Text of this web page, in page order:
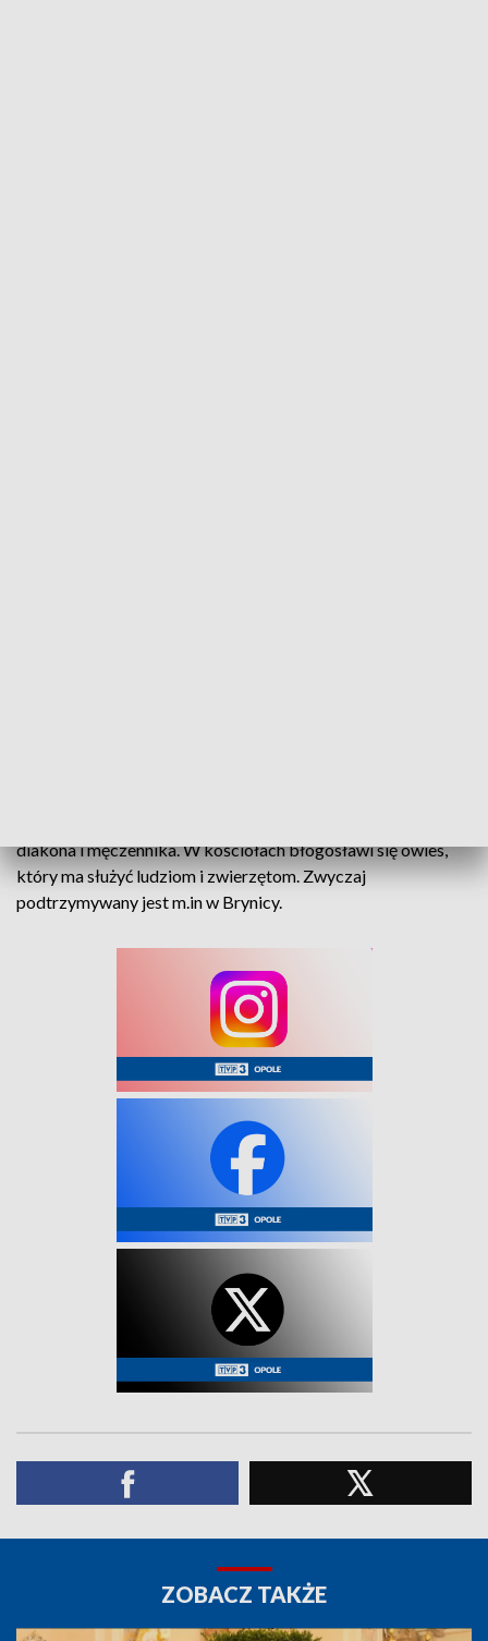
diakona i męczennika. W kościołach błogosławi się owies,
który ma służyć ludziom i zwierzętom. Zwyczaj
podtrzymywany jest m.in w Brynicy.
ZOBACZ TAKŻE